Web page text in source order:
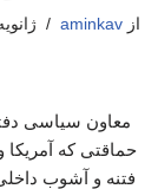
از aminkav ژانویه 24,
معاون سیاسی
حماقتی که آمریکا
فتنه و آشوب داخلی